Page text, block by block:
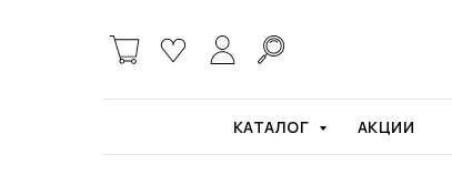
КАТАЛОГ АКЦИИ